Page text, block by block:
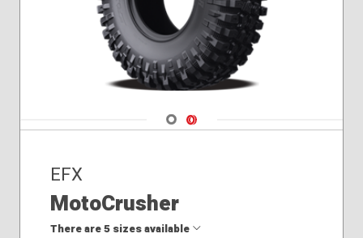
Navigate 1
Navigate 2
EFX
MotoCrusher
There are 5 sizes available